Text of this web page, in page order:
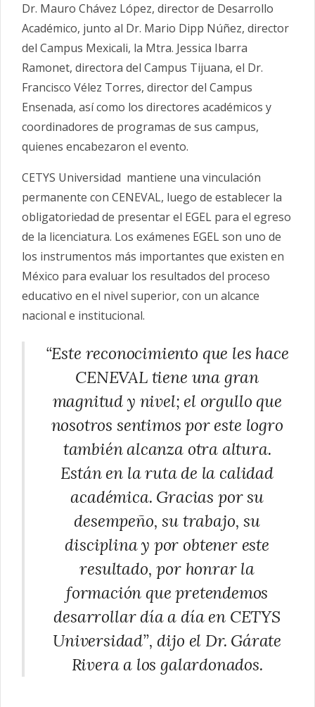
Dr. Mauro Chávez López, director de Desarrollo
Académico, junto al Dr. Mario Dipp Núñez, director
del Campus Mexicali, la Mtra. Jessica Ibarra
Ramonet, directora del Campus Tijuana, el Dr.
Francisco Vélez Torres, director del Campus
Ensenada, así como los directores académicos y
coordinadores de programas de sus campus,
quienes encabezaron el evento.
CETYS Universidad mantiene una vinculación
permanente con CENEVAL, luego de establecer la
obligatoriedad de presentar el EGEL para el egreso
de la licenciatura. Los exámenes EGEL son uno de
los instrumentos más importantes que existen en
México para evaluar los resultados del proceso
educativo en el nivel superior, con un alcance
nacional e institucional.
“Este reconocimiento que les hace
CENEVAL tiene una gran
magnitud y nivel; el orgullo que
nosotros sentimos por este logro
también alcanza otra altura.
Están en la ruta de la calidad
académica. Gracias por su
desempeño, su trabajo, su
disciplina y por obtener este
resultado, por honrar la
formación que pretendemos
desarrollar día a día en CETYS
Universidad”, dijo el Dr. Gárate
Rivera a los galardonados.